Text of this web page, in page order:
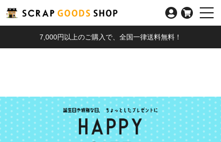
7,000円以上のご購入で、全国一律送料無料！